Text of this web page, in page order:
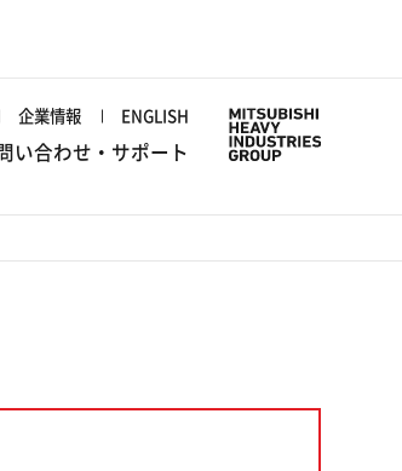
企業情報 ENGLISH
い合わせ・サポート